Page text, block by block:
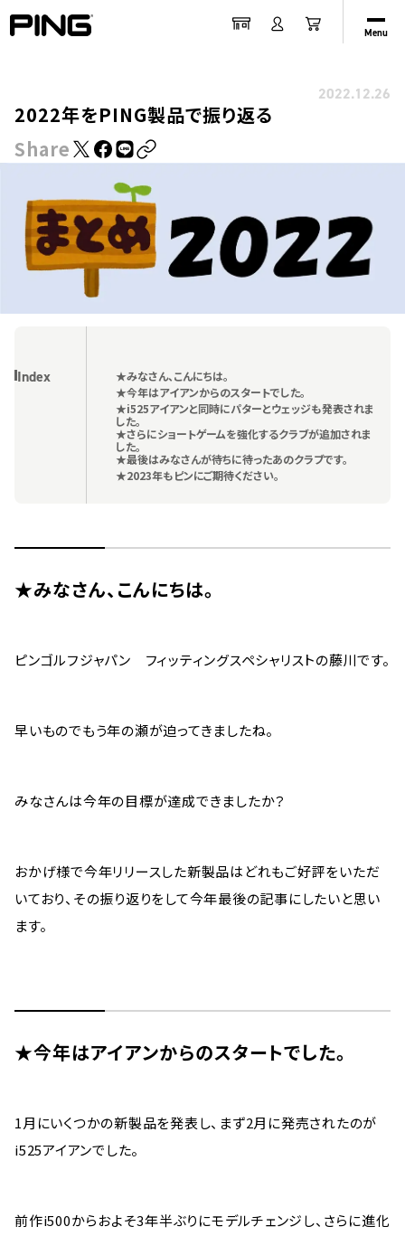
Menu
2022.12.26
2022年をPING製品で振り返る
Share
Index
★みなさん、こんにちは。
★今年はアイアンからのスタートでした。
★i525アイアンと同時にパターとウェッジも発表されま
した。
★さらにショートゲームを強化するクラブが追加されま
した。
★最後はみなさんが待ちに待ったあのクラブです。
★2023年もピンにご期待ください。
★みなさん、こんにちは。
ピンゴルフジャパン フィッティングスペシャリストの藤川です。
早いものでもう年の瀬が迫ってきましたね。
みなさんは今年の目標が達成できましたか？
おかげ様で今年リリースした新製品はどれもご好評をいただ
いており、その振り返りをして今年最後の記事にしたいと思い
ます。
★今年はアイアンからのスタートでした。
1月にいくつかの新製品を発表し、まず2月に発売されたのが
i525アイアンでした。
前作i500からおよそ3年半ぶりにモデルチェンジし、さらに進化